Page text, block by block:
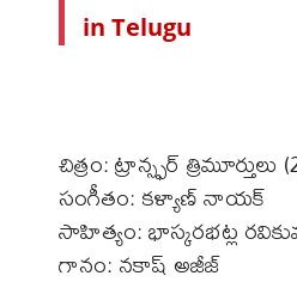
in Telugu
చిత్రం: ట్రాన్స్ఫర్ త్రిమూర్తులు
సంగీతం: కళ్యాణ్ నాయక్
సాహిత్యం: భాస్కరభట్ల
గానం: నకాష్ అజీజ్